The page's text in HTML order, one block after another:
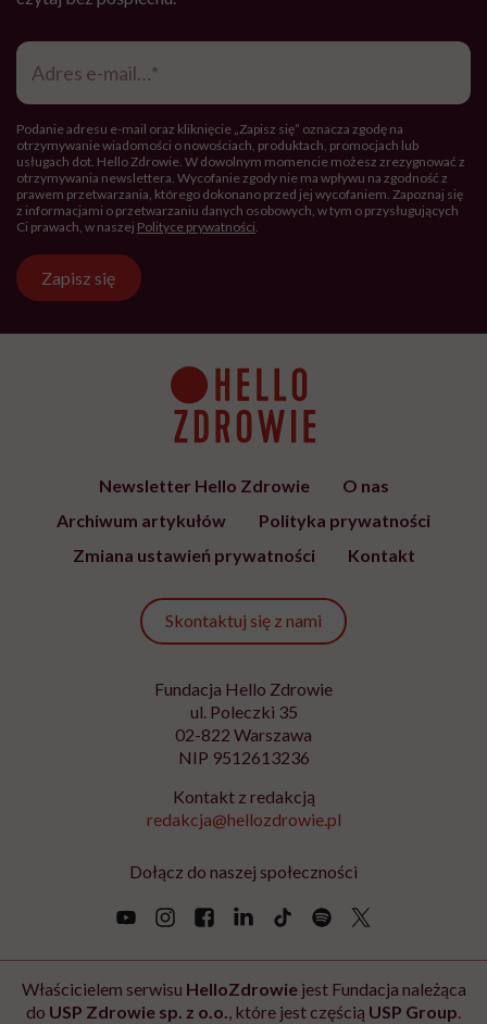
Adres
mail*
Podanie adresu e-mail oraz kliknięcie „Zapisz się” oznacza zgodę na
otrzymywanie wiadomości o nowościach, produktach, promocjach lub
usługach dot. Hello Zdrowie. W dowolnym momencie możesz zrezygnować z
otrzymywania newslettera. Wycofanie zgody nie ma wpływu na zgodność z
prawem przetwarzania, którego dokonano przed jej wycofaniem. Zapoznaj się
z informacjami o przetwarzaniu danych osobowych, w tym o przysługujących
Ci prawach, w naszej Polityce prywatności.
Zapisz się
Newsletter Hello Zdrowie
O nas
Archiwum artykułów
Polityka prywatności
Zmiana ustawień prywatności
Kontakt
Skontaktuj się z nami
Fundacja Hello Zdrowie
ul. Poleczki 35
02-822 Warszawa
NIP 9512613236
Kontakt z redakcją
redakcja@hellozdrowie.pl
Dołącz do naszej społeczności
Właścicielem serwisu HelloZdrowiejest Fundacja należąca
do USP Zdrowie sp. z o.o., które jest częścią USP Group.